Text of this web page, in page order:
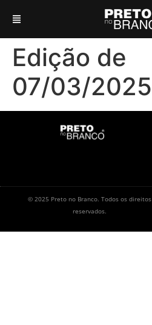
Edição de
07/03/2025
© 2025 Preto no Branco. Todos os direitos
reservados.